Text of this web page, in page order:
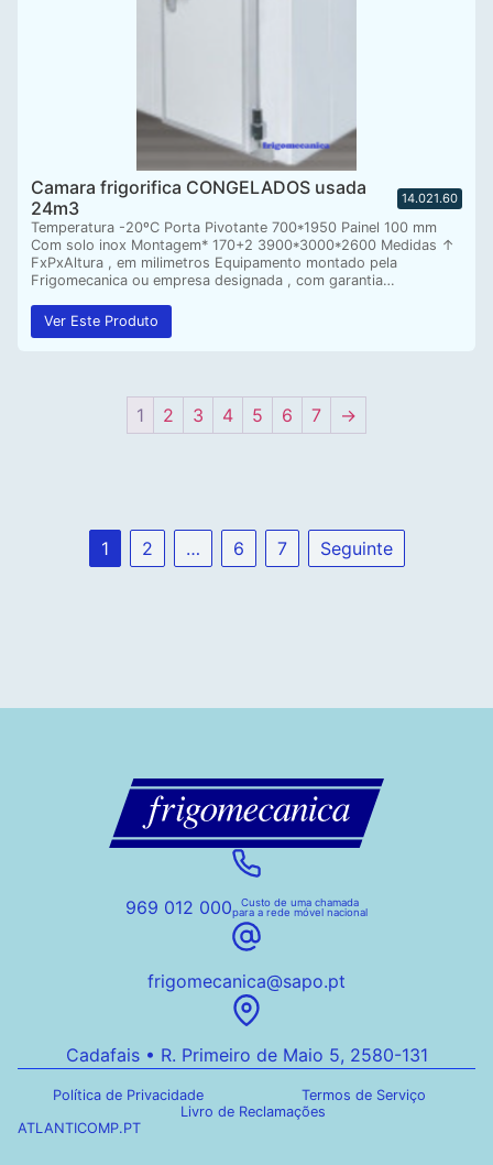
Camara frigorifica CONGELADOS usada
24m3
14.021.60
Temperatura -20ºC Porta Pivotante 700*1950 Painel 100 mm
Com solo inox Montagem* 170+2 3900*3000*2600 Medidas ↑
FxPxAltura , em milimetros Equipamento montado pela
Frigomecanica ou empresa designada , com garantia…
Ver Este Produto
1 2 3 4 5 6 7 →
1 2 … 6 7 Seguinte
969 012 000
Custo de uma chamada
para a rede móvel nacional
frigomecanica@sapo.pt
Cadafais • R. Primeiro de Maio 5, 2580-131
Política de Privacidade
Termos de Serviço
Livro de Reclamações
ATLANTICOMP.PT